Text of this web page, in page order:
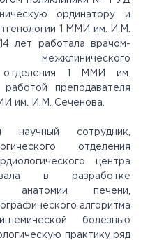
ординатору и
1 ММИ им. И.М.
лет работала врачом-
отделения 1 ММИ им.
преподавателя
им. И.М. Сеченова.
научный сотрудник,
отделения
центра
в разработке
анатомии печени,
алгоритма
болезнью
практику ряд